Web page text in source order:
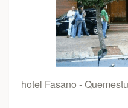
hotel Fasano -